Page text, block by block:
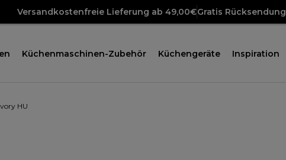
Versandkostenfreie Lieferung ab 49,00€Gratis Rücksendung
Küchenmaschinen-Zubehör Küchengeräte Inspiration
HU